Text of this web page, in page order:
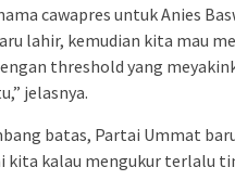
cawapres untuk Anies
lahir, kemudian kita mau
threshold yang
jelasnya.
batas, Partai Ummat
kita kalau mengukur terlalu